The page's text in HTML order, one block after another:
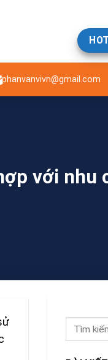
phanvanvivn@gmail.com
với nhu